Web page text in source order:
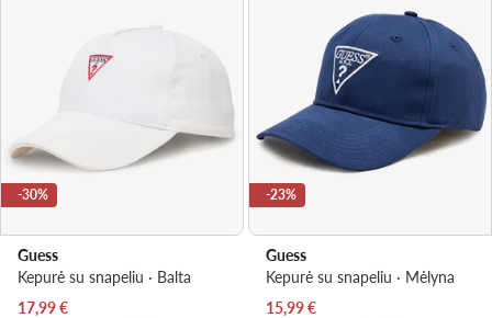
-30%
Guess
Kepurė su snapeliu · Balta
Dabartinė kaina
17,99€
-23%
Guess
Kepurė su snapeliu · Mėlyna
Dabartinė kaina
15,99€